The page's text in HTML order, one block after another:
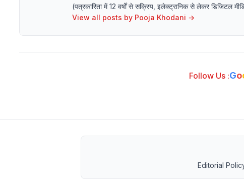
(पत्रकारिता में 12 वर्षों से सक्रिय, इलेक्ट्रानिक से लेकर डिजिटल
View all posts by Pooja Khodani →
Follow Us :Go
Editorial